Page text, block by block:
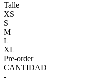
Talle
XS
S
M
L
XL
Pre-order
CANTIDAD
-